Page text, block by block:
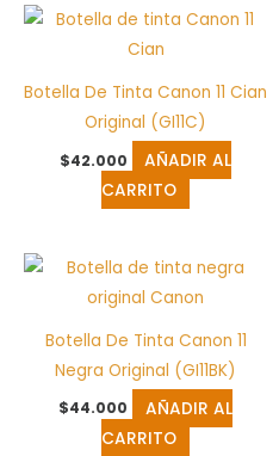
Botella De Tinta Canon 11 Cian
Original (GI11C)
$42.000
AÑADIR AL
CARRITO
Botella De Tinta Canon 11
Negra Original (GI11BK)
$44.000
AÑADIR AL
CARRITO